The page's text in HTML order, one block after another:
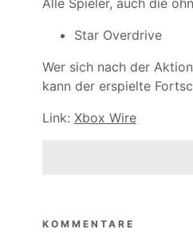
Alle Spieler, auch die
Star Overdrive
Wer sich nach der
kann der erspielte
Link: Xbox Wire
KOMMENTARE